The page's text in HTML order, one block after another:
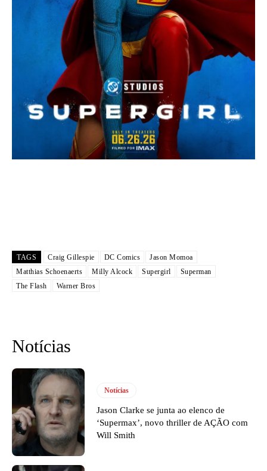
TAGS Craig Gillespie DC Comics
Jason Momoa
Matthias Schoenaerts
Milly Alcock Supergirl
Superman
The Flash
Warner Bros
Notícias
Notícias
Jason Clarke se junta ao elenco de
‘Supermax’, novo thriller de AÇÃO com
Will Smith